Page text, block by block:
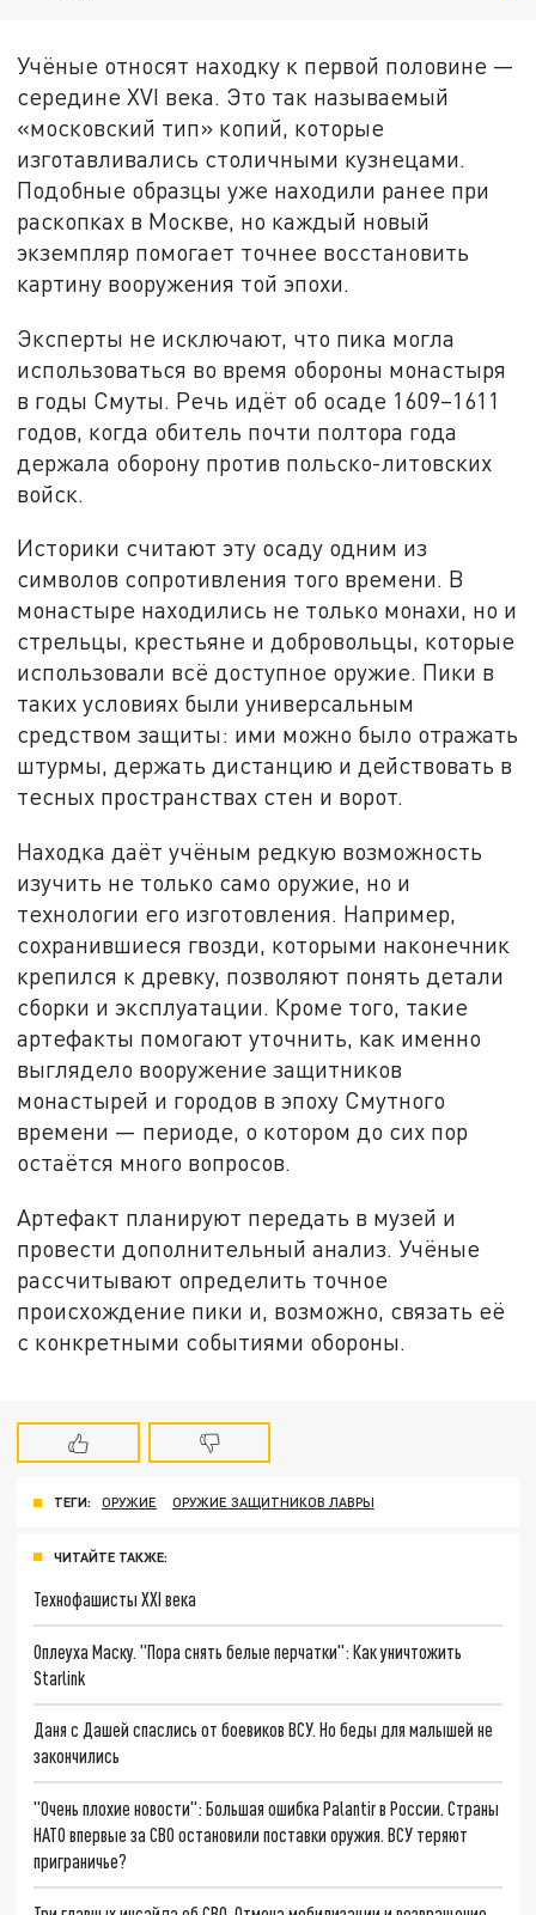
Учёные относят находку к первой половине —
середине XVI века. Это так называемый
«московский тип» копий, которые
изготавливались столичными кузнецами.
Подобные образцы уже находили ранее при
раскопках в Москве, но каждый новый
экземпляр помогает точнее восстановить
картину вооружения той эпохи.
Эксперты не исключают, что пика могла
использоваться во время обороны монастыря
в годы Смуты. Речь идёт об осаде 1609–1611
годов, когда обитель почти полтора года
держала оборону против польско-литовских
войск.
Историки считают эту осаду одним из
символов сопротивления того времени. В
монастыре находились не только монахи, но и
стрельцы, крестьяне и добровольцы, которые
использовали всё доступное оружие. Пики в
таких условиях были универсальным
средством защиты: ими можно было отражать
штурмы, держать дистанцию и действовать в
тесных пространствах стен и ворот.
Находка даёт учёным редкую возможность
изучить не только само оружие, но и
технологии его изготовления. Например,
сохранившиеся гвозди, которыми наконечник
крепился к древку, позволяют понять детали
сборки и эксплуатации. Кроме того, такие
артефакты помогают уточнить, как именно
выглядело вооружение защитников
монастырей и городов в эпоху Смутного
времени — периоде, о котором до сих пор
остаётся много вопросов.
Артефакт планируют передать в музей и
провести дополнительный анализ. Учёные
рассчитывают определить точное
происхождение пики и, возможно, связать её
с конкретными событиями обороны.
ТЕГИ: ОРУЖИЕ ОРУЖИЕ ЗАЩИТНИКОВ ЛАВРЫ
ЧИТАЙТЕ ТАКЖЕ:
Технофашисты XXI века
Оплеуха Маску. "Пора снять белые перчатки": Как уничтожить
Starlink
Даня с Дашей спаслись от боевиков ВСУ. Но беды для малышей не
закончились
"Очень плохие новости": Большая ошибка Palantir в России. Страны
НАТО впервые за СВО остановили поставки оружия. ВСУ теряют
приграничье?